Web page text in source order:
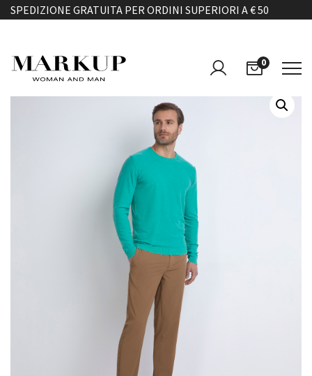
SPEDIZIONE GRATUITA PER ORDINI SUPERIORI A € 50
0